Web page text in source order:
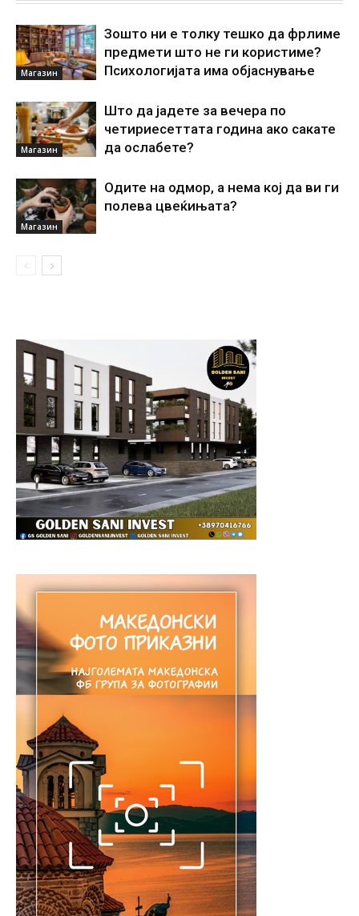
Магазин
Зошто ни е толку тешко да фрлиме
предмети што не ги користиме?
Психологијата има објаснување
Магазин
Што да јадете за вечера по
четириесеттата година ако сакате
да ослабете?
Магазин
Одите на одмор, а нема кој да ви ги
полева цвеќињата?